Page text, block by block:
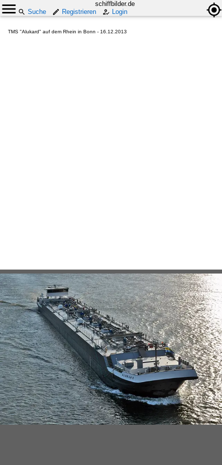
schiffbilder.de
Suche
Registrieren Login
TMS "Alukard" auf dem Rhein in Bonn - 16.12.2013